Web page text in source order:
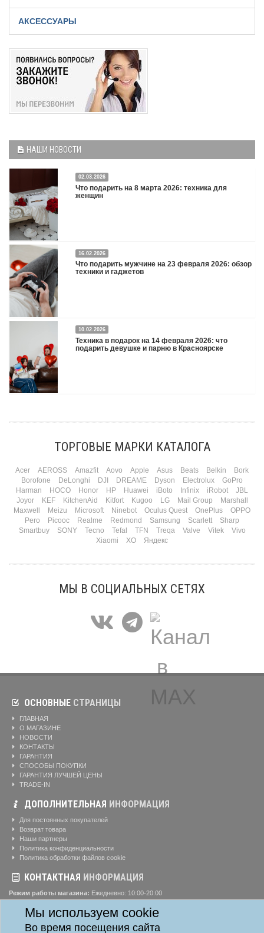
АКСЕССУАРЫ
НАШИ НОВОСТИ
02.03.2026
Что подарить на 8 марта 2026: техника для
женщин
Что подарить на 8 марта 2026: техника для женщин
16.02.2026
Что подарить мужчине на 23 февраля 2026: обзор
техники и гаджетов
Двадцать третье февраля — праздник, на который мужчины делают вид, что им
все равно. А потом три дня рассказывают коллегам, какую колонку / приставку /
камеру им подарили. Не верьте словам — верьте глазам, которые загораются
при виде новой коробки.
10.02.2026
Техника в подарок на 14 февраля 2026: что
подарить девушке и парню в Красноярске
марта — контрольный выстрел по кошельку. Начнем с первого — потому что он
ТОРГОВЫЕ МАРКИ КАТАЛОГА
Acer AEROSS Amazfit Aovo Apple Asus Beats Belkin
Bork
Borofone
DeLonghi DJI DREAME Dyson Electrolux
GoPro
Harman
HOCO Honor HP Huawei iBoto Infinix iRobot
JBL
Joyor
KEF KitchenAid Kitfort Kugoo LG Mail Group
Marshall
Maxwell
Meizu Microsoft Ninebot Oculus Quest OnePlus
OPPO
Pero
Picooc Realme Redmond Samsung Scarlett
Sharp
Smartbuy
SONY Tecno Tefal TFN Treqa Valve Vitek
Vivo
Xiaomi
XO Яндекс
МЫ В СОЦИАЛЬНЫХ СЕТЯХ
Мы используем cookie
Во время посещения сайта
ОСНОВНЫЕ СТРАНИЦЫ
ГЛАВНАЯ
О МАГАЗИНЕ
НОВОСТИ
КОНТАКТЫ
ГАРАНТИЯ
СПОСОБЫ ПОКУПКИ
ГАРАНТИЯ ЛУЧШЕЙ ЦЕНЫ
TRADE-IN
ДОПОЛНИТЕЛЬНАЯ ИНФОРМАЦИЯ
Для постоянных покупателей
Возврат товара
Наши партнеры
Политика конфиденциальности
Политика обработки файлов cookie
КОНТАКТНАЯ ИНФОРМАЦИЯ
Режим работы магазина: Ежедневно: 10:00-20:00
Телефоны:
8-904-895-02-20
Адрес: г. Красноярск, ул. Алексеева, д. 24, офис 41